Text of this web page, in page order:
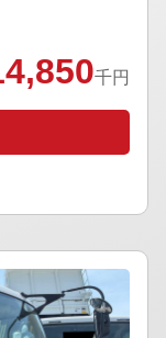
千円